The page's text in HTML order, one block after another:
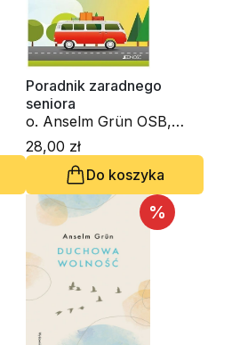
Poradnik zaradnego
seniora
o. Anselm Grün OSB,
Hsin-Ju Wu
28,00 zł
Do koszyka
%